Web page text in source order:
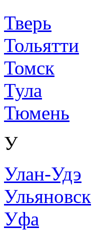
Тверь
Тольятти
Томск
Тула
Тюмень
У
Улан-Удэ
Ульяновск
Уфа